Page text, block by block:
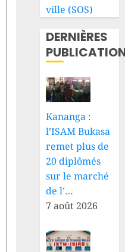
ville (SOS)
DERNIÈRES
Kananga :
l’ISAM Bukasa
remet plus de
20 diplômés
sur le marché
de l’…
7 août 2026